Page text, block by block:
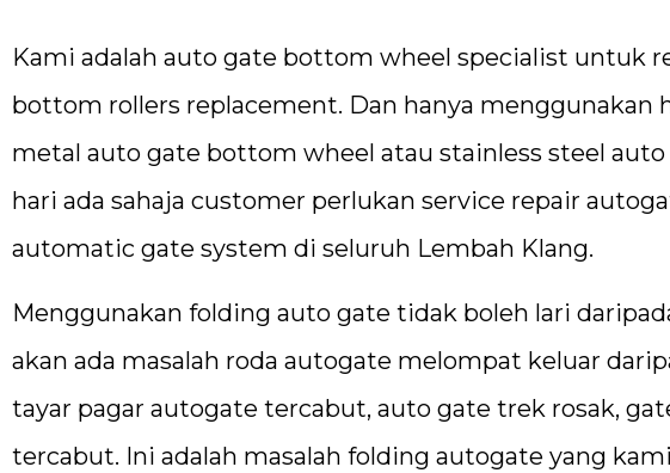
Kami adalah auto gate bottom wheel specialist untuk
bottom rollers replacement. Dan hanya menggunakan
metal auto gate bottom wheel atau stainless steel
hari ada sahaja customer perlukan service repair
automatic gate system di seluruh Lembah Klang.
Menggunakan folding auto gate tidak boleh lari
akan ada masalah roda autogate melompat keluar
tayar pagar autogate tercabut, auto gate trek rosak,
tercabut. Ini adalah masalah folding autogate yang